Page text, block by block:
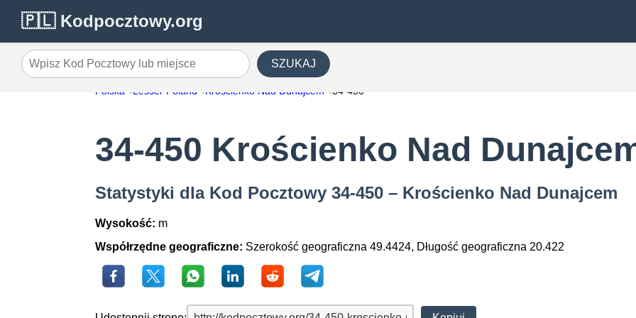
🇵🇱 Kodpocztowy.org
Wpisz Kod Pocztowy lub miejsce SZUKAJ
Polska Lesser Poland Krościenko Nad Dunajcem 34-450
34-450 Krościenko Nad
Statystyki dla Kod Pocztowy 34-450 – Krościenko Nad Dunajcem
Wysokość: m
Współrzędne geograficzne: Szerokość geograficzna 49.4424, Długość geograficzna 20.422